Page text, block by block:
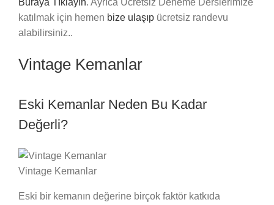
katılmak için hemen bize ulaşıp ücretsiz randevu
alabilirsiniz..
Vintage Kemanlar
Eski Kemanlar Neden Bu Kadar
Değerli?
Vintage Kemanlar
Eski bir kemanın değerine birçok faktör katkıda